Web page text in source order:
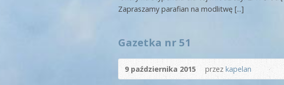
Zapraszamy parafian na modlitwę [...]
Gazetka nr 51
9 października 2015 przezkapelan